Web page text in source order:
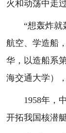
火和动荡中走
“想轰炸就轰
航空、学造船
华，以造船系
海交通大学）
1958年，中
开拓我国核潜